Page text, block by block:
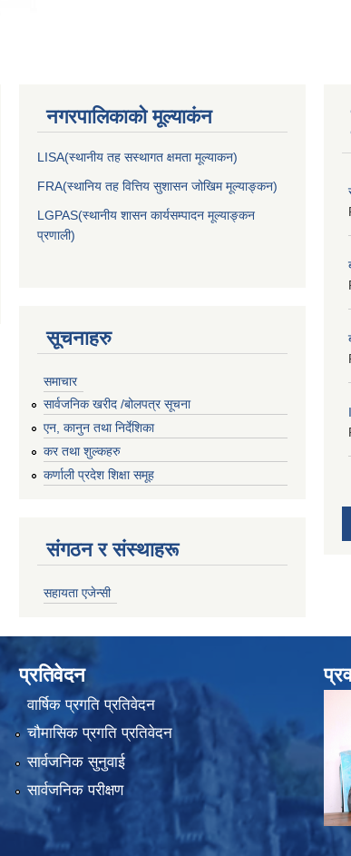
नगरपालिकाकाे मूल्याकंन
LISA(स्थानीय तह सस्थागत क्षमता मूल्याक‌न)
FRA(स्थानिय तह वित्तिय सुशासन जोखिम मूल्याङ्कन)
LGPAS(स्थानीय शासन कार्यसम्पादन मूल्याङ्कन
प्रणाली)
सूचनाहरु
समाचार
सार्वजनिक खरीद /बोलपत्र सूचना
एन, कानुन तथा निर्देशिका
कर तथा शुल्कहरु
कर्णाली प्रदेश शिक्षा समूह
संगठन र संस्थाहरू
सहायता एजेन्सी
प्रतिवेदन
वार्षिक प्रगति प्रतिवेदन
चौमासिक प्रगति प्रतिवेदन
सार्वजनिक सुनुवाई
सार्वजनिक परीक्षण